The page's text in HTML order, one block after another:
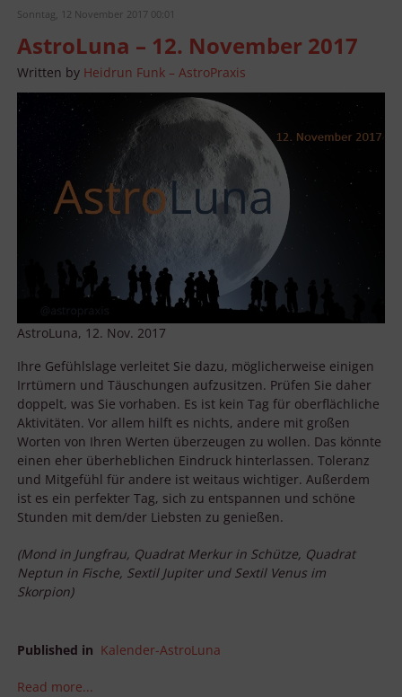
Sonntag, 12 November 2017 00:01
AstroLuna – 12. November 2017
Written by Heidrun Funk – AstroPraxis
AstroLuna, 12. Nov. 2017
Ihre Gefühlslage verleitet Sie dazu, möglicherweise einigen
Irrtümern und Täuschungen aufzusitzen. Prüfen Sie daher
doppelt, was Sie vorhaben. Es ist kein Tag für oberflächliche
Aktivitäten. Vor allem hilft es nichts, andere mit großen
Worten von Ihren Werten überzeugen zu wollen. Das könnte
einen eher überheblichen Eindruck hinterlassen. Toleranz
und Mitgefühl für andere ist weitaus wichtiger. Außerdem
ist es ein perfekter Tag, sich zu entspannen und schöne
Stunden mit dem/der Liebsten zu genießen.
(Mond in Jungfrau, Quadrat Merkur in Schütze, Quadrat
Neptun in Fische, Sextil Jupiter und Sextil Venus im
Skorpion)
Published in Kalender-AstroLuna
Read more...